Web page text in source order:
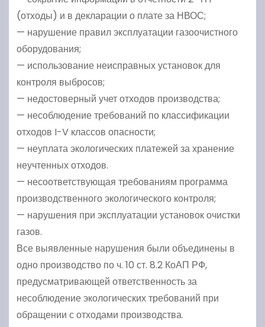
(отходы) и в декларации о плате за НВОС;
— нарушение правил эксплуатации газоочистного
оборудования;
— использование неисправных установок для
контроля выбросов;
— недостоверный учет отходов производства;
— несоблюдение требований по классификации
отходов I-V классов опасности;
— неуплата экологических платежей за хранение
неучтенных отходов.
— несоответствующая требованиям программа
производственного экологического контроля;
— нарушения при эксплуатации установок очистки
газов.
Все выявленные нарушения были объединены в
одно производство по ч. 10 ст. 8.2 КоАП РФ,
предусматривающей ответственность за
несоблюдение экологических требований при
обращении с отходами производства.